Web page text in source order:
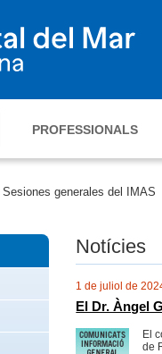
PROFESSIONALS
Sesiones generales del IMAS
Notícies
1 de juliol de
El Dr. Àngel
El
de